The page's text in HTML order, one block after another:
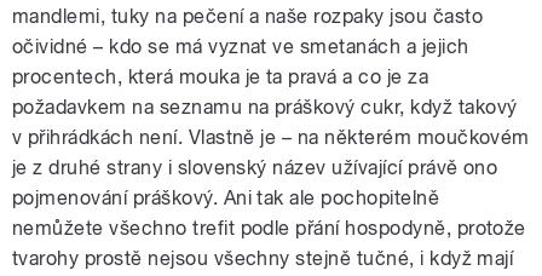
mandlemi, tuky na pečení a naše rozpaky jsou často
očividné – kdo se má vyznat ve smetanách a jejich
procentech, která mouka je ta pravá a co je za
požadavkem na seznamu na práškový cukr, když takový
v přihrádkách není. Vlastně je – na některém moučkovém
je z druhé strany i slovenský název užívající právě ono
pojmenování práškový. Ani tak ale pochopitelně
nemůžete všechno trefit podle přání hospodyně, protože
tvarohy prostě nejsou všechny stejně tučné, i když mají